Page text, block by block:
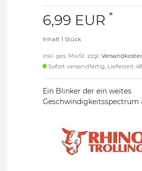
6,99 EUR *
Inhalt 1 Stück
inkl. ges. MwSt. zzgl.
Sofort versandfertig, Lieferzeit
Ein Blinker der ein weites
Geschwindigkeitsspectrum